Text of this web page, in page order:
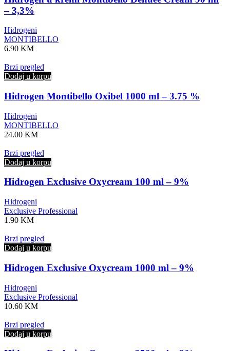
– 3,3%
Hidrogeni
MONTIBELLO
6.90 KM
Brzi pregled
Dodaj u korpu
Hidrogen Montibello Oxibel 1000 ml – 3.75 %
Hidrogeni
MONTIBELLO
24.00 KM
Brzi pregled
Dodaj u korpu
Hidrogen Exclusive Oxycream 100 ml – 9%
Hidrogeni
Exclusive Professional
1.90 KM
Brzi pregled
Dodaj u korpu
Hidrogen Exclusive Oxycream 1000 ml – 9%
Hidrogeni
Exclusive Professional
10.60 KM
Brzi pregled
Dodaj u korpu